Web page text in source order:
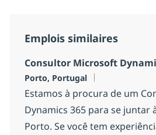
Emplois similaires
Consultor Microsoft
Localisation
Porto, Portugal
Estamos à procura de um
Dynamics 365 para se juntar
Porto. Se você tem